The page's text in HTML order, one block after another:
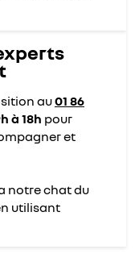
au01 86
à 18h pour
et
notre chat du
utilisant